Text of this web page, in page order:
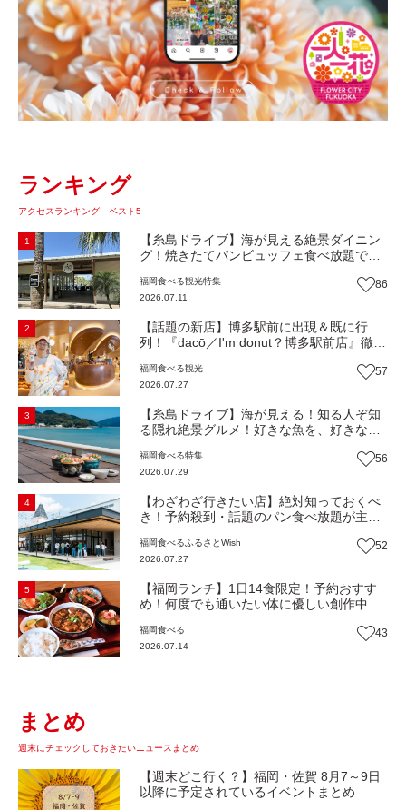
ランキング
アクセスランキング ベスト5
1
【糸島ドライブ】海が見える絶景ダイニン
グ！焼きたてパンビュッフェ食べ放題で大
Beach Cafe』（福岡・糸島市）【まち歩
き】
福岡食べる観光特集
2026.07.11
86
2
【話題の新店】博多駅前に出現＆既に行
列！『dacō／I'm donut？博多駅前店』徹底
しみ方＆イチオシメニューも紹介！（福岡
市博多区）【まち歩き】
福岡食べる観光
2026.07.27
57
3
【糸島ドライブ】海が見える！知る人ぞ知
る隠れ絶景グルメ！好きな魚を、好きなだ
堂』（福岡市西区）【まち歩き】
福岡食べる特集
2026.07.29
56
4
【わざわざ行きたい店】絶対知っておくべ
き！予約殺到・話題のパン食べ放題が主
『bound garden』（福岡・新宮町）【まち
歩き】
福岡食べる ふるさとWish
2026.07.27
52
5
【福岡ランチ】1日14食限定！予約おすす
め！何度でも通いたい体に優しい創作中華
【まち歩き】
福岡食べる
2026.07.14
43
まとめ
週末にチェックしておきたいニュースまとめ
【週末どこ行く？】福岡・佐賀 8月7～9日
以降に予定されているイベントまとめ